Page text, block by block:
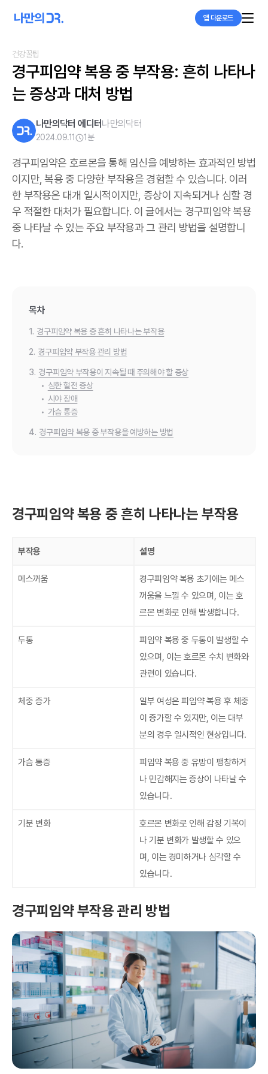
앱 다운로드
건강꿀팁
경구피임약 복용 중 부작용: 흔히 나타나
는 증상과 대처 방법
나만의닥터 에디터나만의닥터
2024.09.11 1 분
경구피임약은 호르몬을 통해 임신을 예방하는 효과적인 방법
이지만, 복용 중 다양한 부작용을 경험할 수 있습니다. 이러
한 부작용은 대개 일시적이지만, 증상이 지속되거나 심할 경
우 적절한 대처가 필요합니다. 이 글에서는 경구피임약 복용
중 나타날 수 있는 주요 부작용과 그 관리 방법을 설명합니
다.
목차
1. 경구피임약 복용 중 흔히 나타나는 부작용
2. 경구피임약 부작용 관리 방법
3. 경구피임약 부작용이 지속될 때 주의해야 할 증상
• 심한 혈전 증상
• 시야 장애
• 가슴 통증
4. 경구피임약 복용 중 부작용을 예방하는 방법
경구피임약 복용 중 흔히 나타나는 부작용
부작용 설명
메스꺼움
경구피임약 복용 초기에는 메스
꺼움을 느낄 수 있으며, 이는 호
르몬 변화로 인해 발생합니다.
두통
피임약 복용 중 두통이 발생할 수
있으며, 이는 호르몬 수치 변화와
관련이 있습니다.
체중 증가
일부 여성은 피임약 복용 후 체중
이 증가할 수 있지만, 이는 대부
분의 경우 일시적인 현상입니다.
가슴 통증
피임약 복용 중 유방이 팽창하거
나 민감해지는 증상이 나타날 수
있습니다.
기분 변화
호르몬 변화로 인해 감정 기복이
나 기분 변화가 발생할 수 있으
며, 이는 경미하거나 심각할 수
있습니다.
경구피임약 부작용 관리 방법